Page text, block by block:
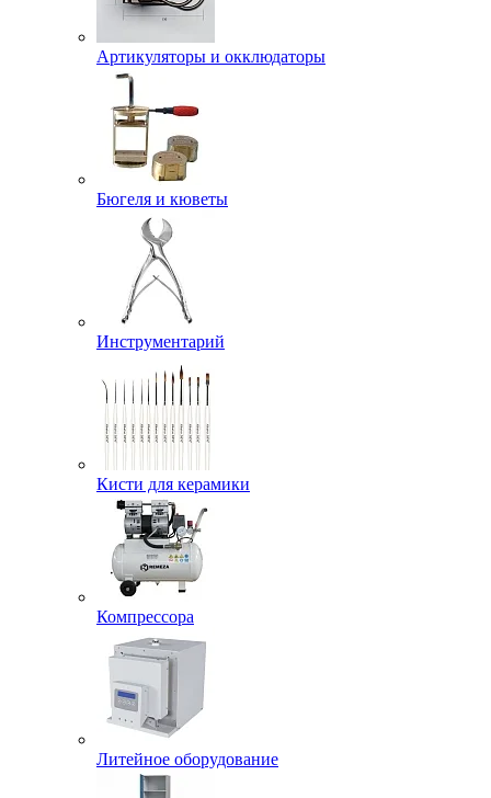
Артикуляторы и окклюдаторы
Бюгеля и кюветы
Инструментарий
Кисти для керамики
Компрессора
Литейное оборудование